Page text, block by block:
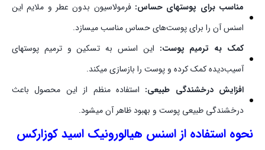
مناسب برای پوستهای حساس: فرمولاسیون بدون عطر و ملایم این
اسنس آن را برای پوست‌های حساس مناسب میسازد.
کمک به ترمیم پوست: این اسنس به تسکین و ترمیم پوستهای
آسیب‌دیده کمک کرده و پوست را بازسازی میکند.
افزایش درخشندگی طبیعی: استفاده منظم از این محصول باعث
درخشندگی طبیعی پوست و بهبود ظاهر آن میشود.
نحوه استفاده از اسنس هیالورونیک اسید کوزارکس